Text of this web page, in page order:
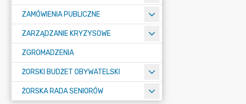
ZAMÓWIENIA PUBLICZNE
ZARZĄDZANIE KRYZYSOWE
ZGROMADZENIA
ŻORSKI BUDŻET OBYWATELSKI
ŻORSKA RADA SENIORÓW